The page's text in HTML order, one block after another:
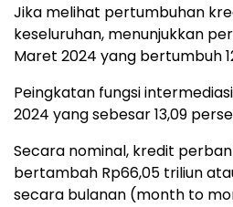
Jika melihat pertumbuhan
keseluruhan, menunjukkan
Maret 2024 yang bertumbuh
Peingkatan fungsi
2024 yang sebesar 13,09
Secara nominal, kredit
bertambah Rp66,05 triliun
secara bulanan (month to